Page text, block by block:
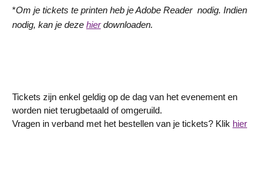
*Om je tickets te printen heb je Adobe Reader nodig. Indien
nodig, kan je deze hierdownloaden.
Tickets zijn enkel geldig op de dag van het evenement en
worden niet terugbetaald of omgeruild.
Vragen in verband met het bestellen van je tickets? Klik hier